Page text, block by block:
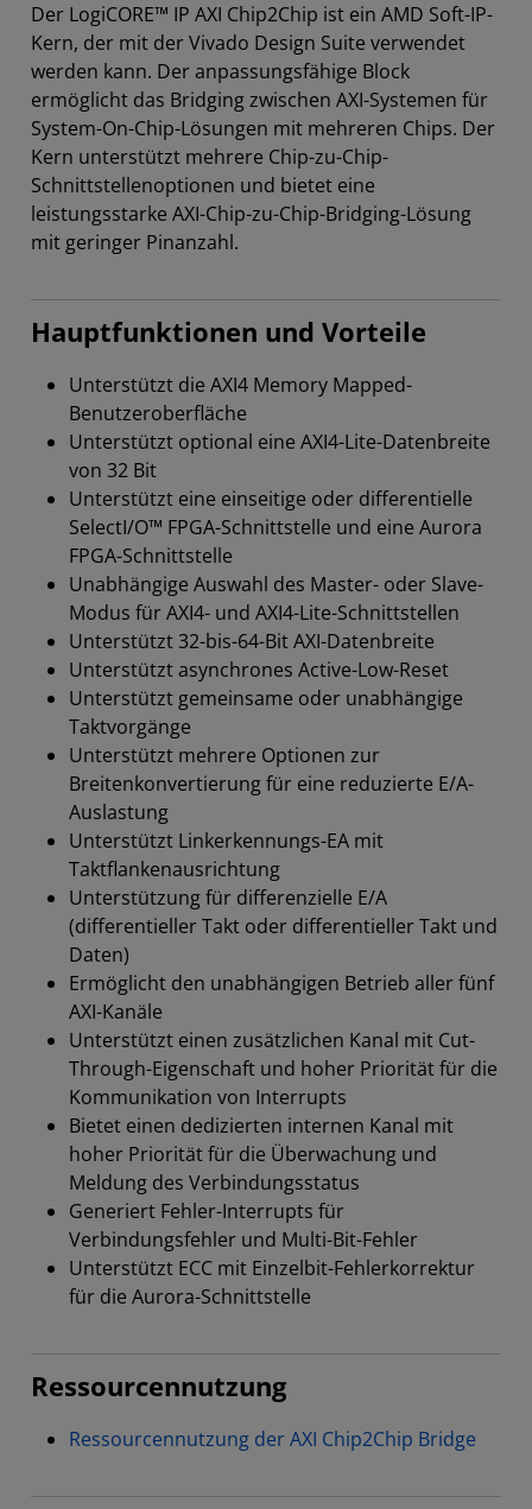
Der LogiCORE™ IP AXI Chip2Chip ist ein AMD Soft-IP-
Kern, der mit der Vivado Design Suite verwendet
werden kann. Der anpassungsfähige Block
ermöglicht das Bridging zwischen AXI-Systemen für
System-On-Chip-Lösungen mit mehreren Chips. Der
Kern unterstützt mehrere Chip-zu-Chip-
Schnittstellenoptionen und bietet eine
leistungsstarke AXI-Chip-zu-Chip-Bridging-Lösung
mit geringer Pinanzahl.
Hauptfunktionen und Vorteile
Unterstützt die AXI4 Memory Mapped-
Benutzeroberfläche
Unterstützt optional eine AXI4-Lite-Datenbreite
von 32 Bit
Unterstützt eine einseitige oder differentielle
SelectI/O™ FPGA-Schnittstelle und eine Aurora
FPGA-Schnittstelle
Unabhängige Auswahl des Master- oder Slave-
Modus für AXI4- und AXI4-Lite-Schnittstellen
Unterstützt 32-bis-64-Bit AXI-Datenbreite
Unterstützt asynchrones Active-Low-Reset
Unterstützt gemeinsame oder unabhängige
Taktvorgänge
Unterstützt mehrere Optionen zur
Breitenkonvertierung für eine reduzierte E/A-
Auslastung
Unterstützt Linkerkennungs-EA mit
Taktflankenausrichtung
Unterstützung für differenzielle E/A
(differentieller Takt oder differentieller Takt und
Daten)
Ermöglicht den unabhängigen Betrieb aller fünf
AXI-Kanäle
Unterstützt einen zusätzlichen Kanal mit Cut-
Through-Eigenschaft und hoher Priorität für die
Kommunikation von Interrupts
Bietet einen dedizierten internen Kanal mit
hoher Priorität für die Überwachung und
Meldung des Verbindungsstatus
Generiert Fehler-Interrupts für
Verbindungsfehler und Multi-Bit-Fehler
Unterstützt ECC mit Einzelbit-Fehlerkorrektur
für die Aurora-Schnittstelle
Ressourcennutzung
Ressourcennutzung der AXI Chip2Chip Bridge